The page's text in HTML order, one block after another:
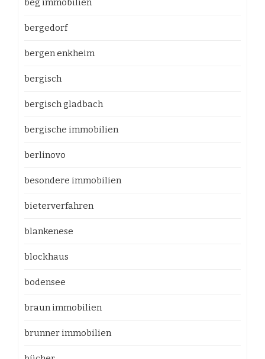
beg immobilien
bergedorf
bergen enkheim
bergisch
bergisch gladbach
bergische immobilien
berlinovo
besondere immobilien
bieterverfahren
blankenese
blockhaus
bodensee
braun immobilien
brunner immobilien